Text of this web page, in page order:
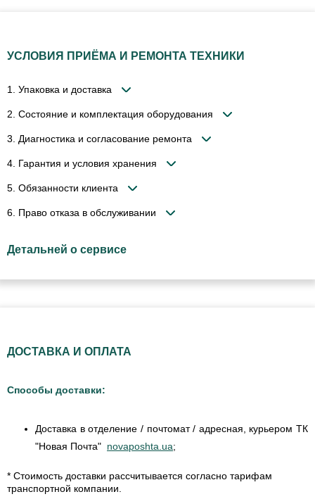
УСЛОВИЯ ПРИЁМА И РЕМОНТА ТЕХНИКИ
1. Упаковка и доставка
2. Состояние и комплектация оборудования
3. Диагностика и согласование ремонта
4. Гарантия и условия хранения
5. Обязанности клиента
6. Право отказа в обслуживании
Детальней о сервисе
ДОСТАВКА И ОПЛАТА
Способы доставки:
Доставка в отделение / почтомат / адресная, курьером ТК
"Новая Почта" novaposhta.ua;
* Стоимость доставки рассчитывается согласно тарифам
транспортной компании.